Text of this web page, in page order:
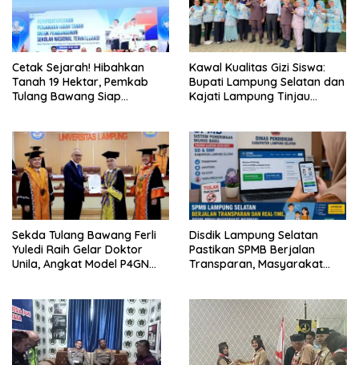
Cetak Sejarah! Hibahkan
Tanah 19 Hektar, Pemkab
Tulang Bawang Siap
Lampung
Kawal Kualitas Gizi Siswa:
Bupati Lampung Selatan dan
Kajati Lampung Tinjau
Sekda Tulang Bawang Ferli
Yuledi Raih Gelar Doktor
Unila, Angkat Model P4GN
Disdik Lampung Selatan
Pastikan SPMB Berjalan
Transparan, Masyarakat